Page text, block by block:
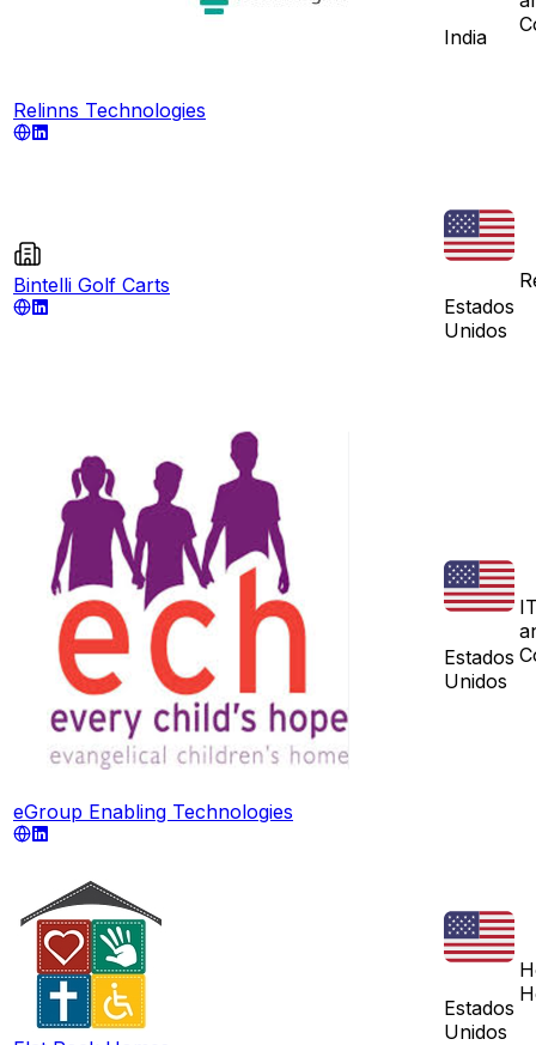
Relinns Technologies
India
Bintelli Golf Carts
Estados
Unidos
eGroup Enabling Technologies
Estados
Unidos
Estados
Unidos